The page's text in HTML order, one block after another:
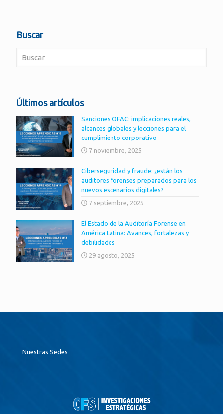
Buscar
Últimos artículos
Sanciones OFAC: implicaciones reales,
alcances globales y lecciones para el
cumplimiento corporativo
7 noviembre, 2025
Ciberseguridad y fraude: ¿están los
auditores forenses preparados para los
nuevos escenarios digitales?
7 septiembre, 2025
El Estado de la Auditoría Forense en
América Latina: Avances, fortalezas y
debilidades
29 agosto, 2025
Nuestras Sedes